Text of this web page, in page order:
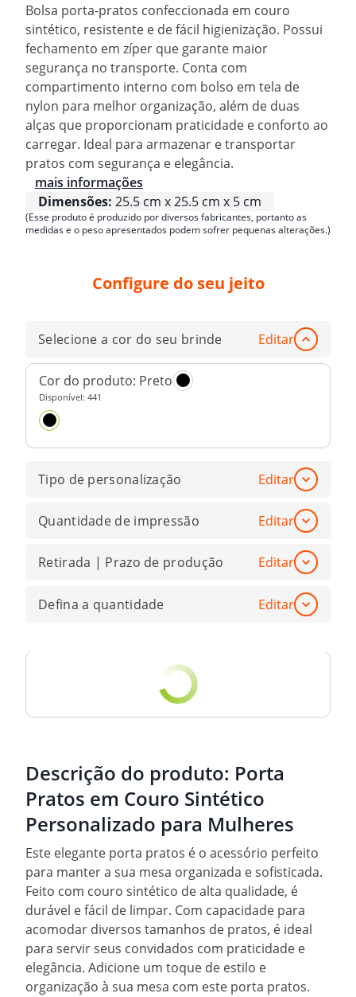
Bolsa porta-pratos confeccionada em couro
sintético, resistente e de fácil higienização. Possui
fechamento em zíper que garante maior
segurança no transporte. Conta com
compartimento interno com bolso em tela de
nylon para melhor organização, além de duas
alças que proporcionam praticidade e conforto ao
carregar. Ideal para armazenar e transportar
pratos com segurança e elegância.
mais informações
Dimensões: 25.5 cm x 25.5 cm x 5 cm
(Esse produto é produzido por diversos fabricantes, portanto as
medidas e o peso apresentados podem sofrer pequenas alterações.)
Configure do seu jeito
Selecione a cor do seu brinde Editar
Cor do produto: Preto
Disponível: 441
Tipo de personalização Editar
Quantidade de impressão Editar
Retirada | Prazo de produção Editar
Defina a quantidade Editar
Descrição do produto: Porta
Pratos em Couro Sintético
Personalizado para Mulheres
Este elegante porta pratos é o acessório perfeito
para manter a sua mesa organizada e sofisticada.
Feito com couro sintético de alta qualidade, é
durável e fácil de limpar. Com capacidade para
acomodar diversos tamanhos de pratos, é ideal
para servir seus convidados com praticidade e
elegância. Adicione um toque de estilo e
organização à sua mesa com este porta pratos.